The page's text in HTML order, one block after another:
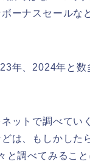
ーナスセールな
年、2024年と
ットで調べて
は、もしかし
調べてみること